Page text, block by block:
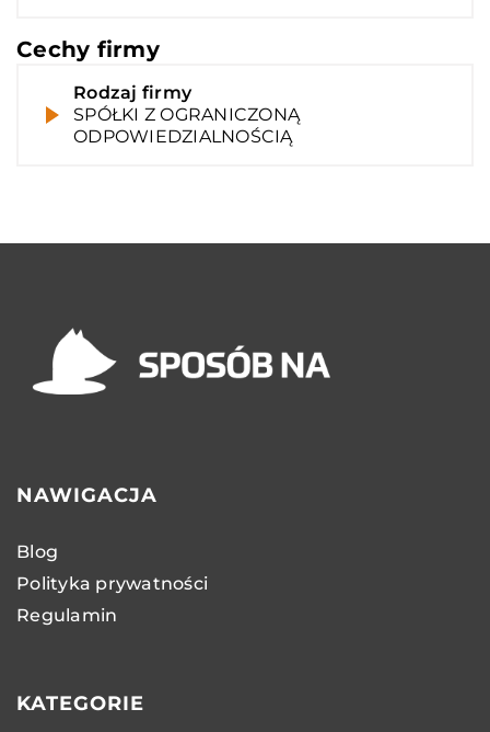
Cechy firmy
Rodzaj firmy
SPÓŁKI Z OGRANICZONĄ
ODPOWIEDZIALNOŚCIĄ
NAWIGACJA
Blog
Polityka prywatności
Regulamin
KATEGORIE